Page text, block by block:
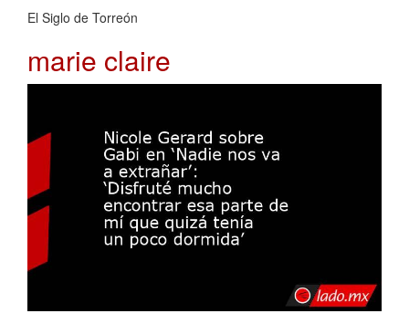
El Siglo de Torreón
marie claire